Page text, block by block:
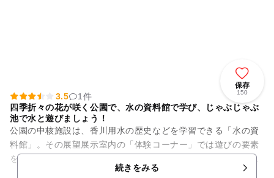
保存
150
3.5
1件
四季折々の花が咲く公園で、水の資料館で学び、じゃぶじゃぶ
池で水と遊びましょう！
公園の中核施設は、香川用水の歴史などを学習できる「水の資
料館」。その展望展示室内の「体験コーナー」では遊びの要素
を取り入れた体験型の装置で子供たちが楽しみながら学べま
す。公園は、水の資料館前の「...
続きをみる